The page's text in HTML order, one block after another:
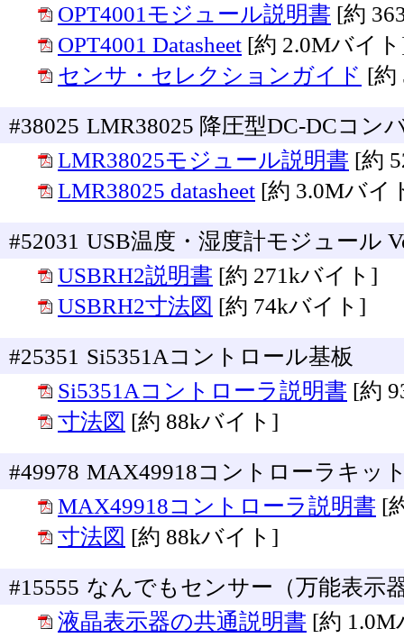
OPT4001モジュール説明書 [約
OPT4001 Datasheet [約 2.0Mバイ
センサ・セレクションガイド [約
#38025 LMR38025 降圧型DC-DCコン
LMR38025モジュール説明書 [約
LMR38025 datasheet [約 3.0Mバイ
#52031 USB温度・湿度計モジュール
USBRH2説明書 [約 271kバイト]
USBRH2寸法図 [約 74kバイト]
#25351 Si5351Aコントロール基板
Si5351Aコントローラ説明書 [約
寸法図 [約 88kバイト]
#49978 MAX49918コントローラキッ
MAX49918コントローラ説明書 [
寸法図 [約 88kバイト]
#15555 なんでもセンサー（万能表示
液晶表示器の共通説明書 [約